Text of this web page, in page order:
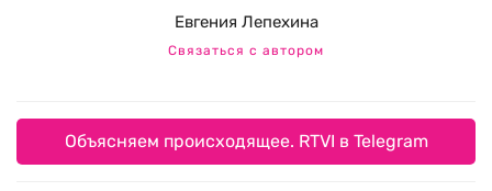
Евгения Лепехина
Связаться с автором
Объясняем происходящее. RTVI в Telegram